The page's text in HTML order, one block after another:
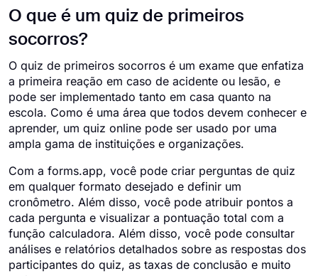
O que é um quiz de primeiros
socorros?
O quiz de primeiros socorros é um exame que enfatiza
a primeira reação em caso de acidente ou lesão, e
pode ser implementado tanto em casa quanto na
escola. Como é uma área que todos devem conhecer e
aprender, um quiz online pode ser usado por uma
ampla gama de instituições e organizações.
Com a forms.app, você pode criar perguntas de quiz
em qualquer formato desejado e definir um
cronômetro. Além disso, você pode atribuir pontos a
cada pergunta e visualizar a pontuação total com a
função calculadora. Além disso, você pode consultar
análises e relatórios detalhados sobre as respostas dos
participantes do quiz, as taxas de conclusão e muito